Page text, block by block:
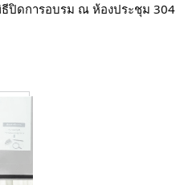
ธีปิดการอบรม ณ ห้องประชุม 304